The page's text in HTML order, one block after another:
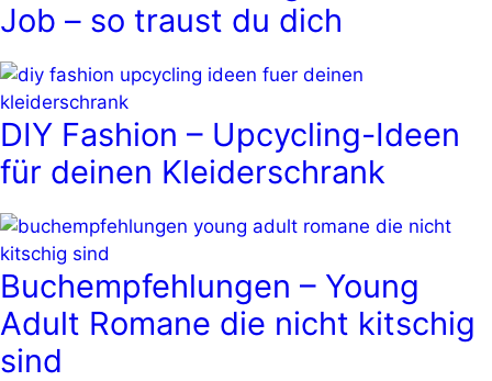
Job – so traust du dich
DIY Fashion – Upcycling-Ideen
für deinen Kleiderschrank
Buchempfehlungen – Young
Adult Romane die nicht kitschig
sind